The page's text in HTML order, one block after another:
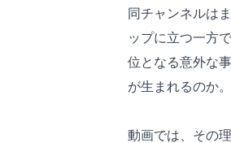
同チャンネルは
ップに立つ一方
位となる意外な
が生まれるのか。
動画では、その